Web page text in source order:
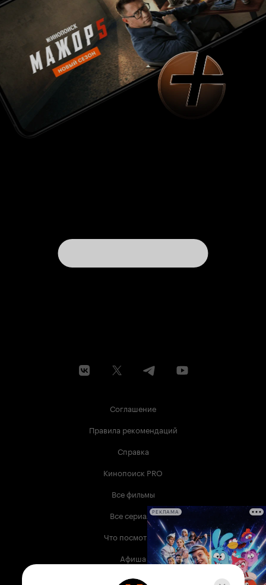
Соглашение
Правила рекомендаций
Справка
Кинопоиск PRO
Все фильмы
Все сериалы
Что посмотреть
Афиша
Музыка
РЕКЛАМА